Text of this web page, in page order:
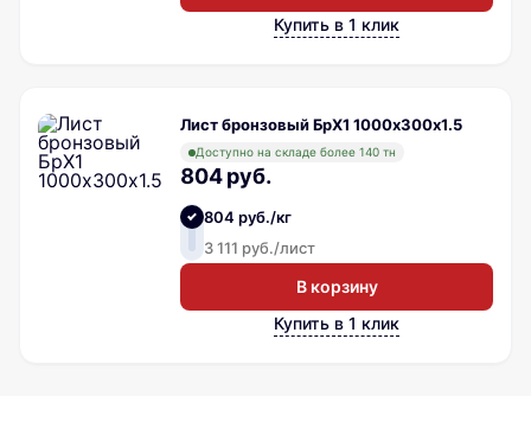
Купить в 1 клик
Лист бронзовый БрХ1 1000х300х1.5
Доступно на складе более 140 тн
804 руб.
804 руб./кг
3 111 руб./лист
В корзину
Купить в 1 клик